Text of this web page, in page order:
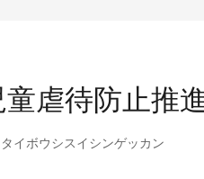
虐待防止推
イボウシスイシンゲッカン